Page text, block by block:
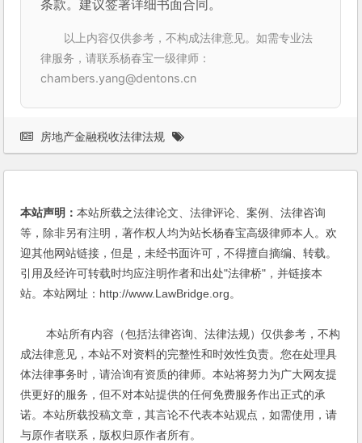
条款。建议签署详细书面合同。
以上内容仅供参考，不构成法律意见。如需专业法
律服务，请联系杨春宝一级律师：
chambers.yang@dentons.cn
房地产金融税收法律法规
本站声明：本站所载之法律论文、法律评论、案例、法律咨询
等，除非另有注明，著作权人均为站长杨春宝高级律师本人。欢
迎其他网站链接，但是，未经书面许可，不得擅自摘编、转载。
引用及经许可转载时均应注明作者和出处"法律桥"，并链接本
站。本站网址：http://www.LawBridge.org。
本站所有内容（包括法律咨询、法律法规）仅供参考，不构
成法律意见，本站不对资料的完整性和时效性负责。您在处理具
体法律事务时，请洽询有资质的律师。本站将努力为广大网友提
供更好的服务，但不对本站提供的任何免费服务作出正式的承
诺。本站所载投稿文章，其言论不代表本站观点，如需使用，请
与原作者联系，版权归原作者所有。